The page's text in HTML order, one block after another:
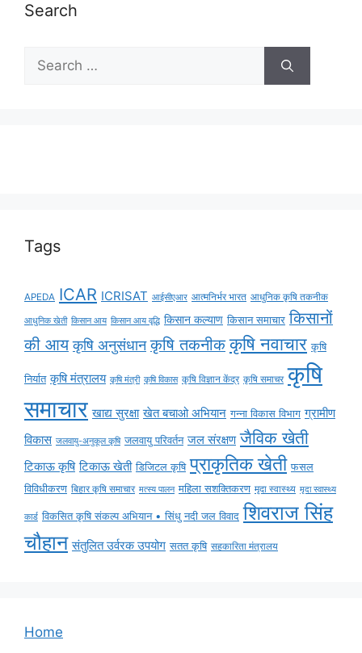
Search
Tags
APEDA ICAR ICRISAT आईसीएआर आत्मनिर्भर भारत आधुनिक कृषि तकनीक
आधुनिक खेती किसान आय किसान आय वृद्धि किसान कल्याण किसान समाचार किसानों
की आय कृषि अनुसंधान कृषि तकनीक कृषि नवाचार कृषि
निर्यात कृषि मंत्रालय कृषि मंत्री कृषि विकास कृषि विज्ञान केंद्र कृषि समाचर कृषि
समाचार खाद्य सुरक्षा खेत बचाओ अभियान गन्ना विकास विभाग ग्रामीण
विकास जलवायु-अनुकूल कृषि जलवायु परिवर्तन जल संरक्षण जैविक खेती
टिकाऊ कृषि टिकाऊ खेती डिजिटल कृषि प्राकृतिक खेती फसल
विविधीकरण बिहार कृषि समाचार मत्स्य पालन महिला सशक्तिकरण मृदा स्वास्थ्य मृदा स्वास्थ्य
कार्ड विकसित कृषि संकल्प अभियान • सिंधु नदी जल विवाद शिवराज सिंह
चौहान संतुलित उर्वरक उपयोग सतत कृषि सहकारिता मंत्रालय
Home